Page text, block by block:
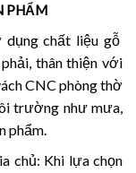
PHẨM
dụng chất liệu gỗ
thân thiện với
CNC phòng thờ
trường như mưa,
phẩm.
chủ: Khi lựa chọn